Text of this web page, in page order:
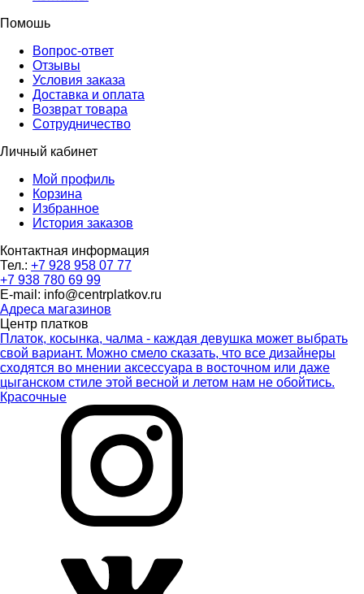
Помошь
Вопрос-ответ
Отзывы
Условия заказа
Доставка и оплата
Возврат товара
Сотрудничество
Личный кабинет
Мой профиль
Корзина
Избранное
История заказов
Контактная информация
Тел.: +7 928 958 07 77
+7 938 780 69 99
E-mail: info@centrplatkov.ru
Адреса магазинов
Центр платков
Платок, косынка, чалма - каждая девушка может выбрать
свой вариант. Можно смело сказать, что все дизайнеры
сходятся во мнении аксессуара в восточном или даже
цыганском стиле этой весной и летом нам не обойтись.
Красочные